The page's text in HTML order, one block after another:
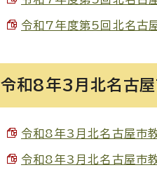
令和7年度第5回北名古
令和8年3月北名古屋
令和8年3月北名古屋市
令和8年3月北名古屋市